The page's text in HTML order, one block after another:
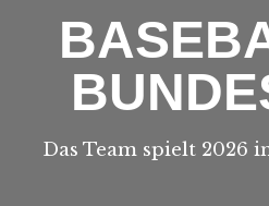
Das Team spielt 2026